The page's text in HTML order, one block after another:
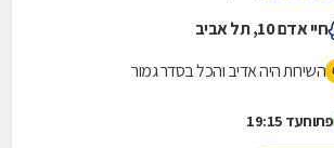
חיי אדם 10, תל אביב
השירות היה אדיב והכל בסדר גמור
פתוחעד 19:15